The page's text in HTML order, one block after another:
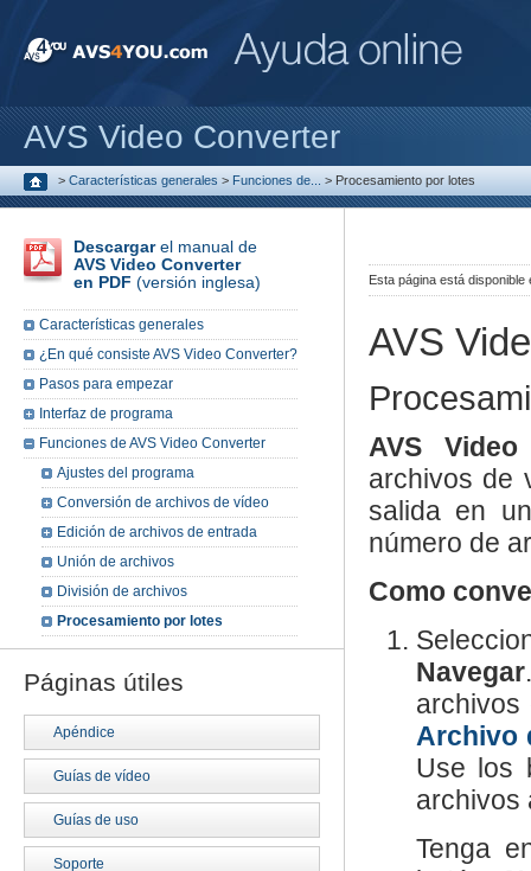
AVS Video Converter
> Características generales > Funciones de... > Procesamiento por lotes
Esta página está disponible
AVS
AVS
archivos de
salida en
número de
Como
Navegar
archivos
Archivo
Use los
archivos
Tenga
Descargarel manual de
AVS Video Converter
en PDF (versión inglesa)
Características generales
¿En qué consiste AVS Video Converter?
Pasos para empezar
Interfaz de programa
Funciones de AVS Video Converter
Ajustes del programa
Conversión de archivos de vídeo
Edición de archivos de entrada
Unión de archivos
División de archivos
Procesamiento por lotes
Páginas útiles
Apéndice
Guías de vídeo
Guías de uso
Soporte